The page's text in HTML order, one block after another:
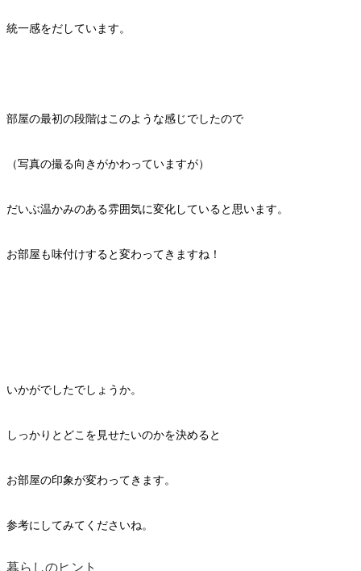
統一感をだしています。
部屋の最初の段階はこのような感じでしたので
（写真の撮る向きがかわっていますが）
だいぶ温かみのある雰囲気に変化していると思います。
お部屋も味付けすると変わってきますね！
いかがでしたでしょうか。
しっかりとどこを見せたいのかを決めると
お部屋の印象が変わってきます。
参考にしてみてくださいね。
暮らしのヒント